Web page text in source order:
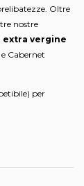
Oltre
nostre
extra vergine
Cabernet
per